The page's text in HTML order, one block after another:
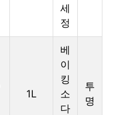
세
정
1L
베
이
킹
소
다
투
명